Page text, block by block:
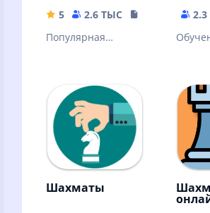
5 2.6 ТЫС
42.89 MB
Популярная
Знакомая многим с
детства
и
Шахматы